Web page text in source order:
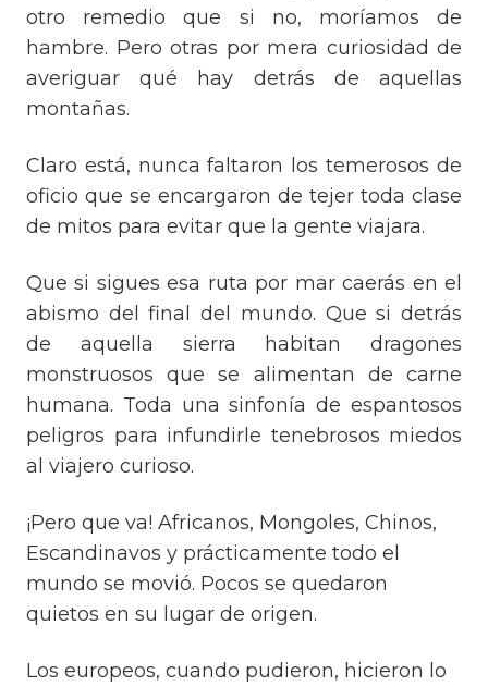
otro remedio que si no, moríamos de
hambre. Pero otras por mera curiosidad de
averiguar qué hay detrás de aquellas
montañas.
Claro está, nunca faltaron los temerosos de
oficio que se encargaron de tejer toda clase
de mitos para evitar que la gente viajara.
Que si sigues esa ruta por mar caerás en el
abismo del final del mundo. Que si detrás
de aquella sierra habitan dragones
monstruosos que se alimentan de carne
humana. Toda una sinfonía de espantosos
peligros para infundirle tenebrosos miedos
al viajero curioso.
¡Pero que va! Africanos, Mongoles, Chinos,
Escandinavos y prácticamente todo el
mundo se movió. Pocos se quedaron
quietos en su lugar de origen.
Los europeos, cuando pudieron, hicieron lo